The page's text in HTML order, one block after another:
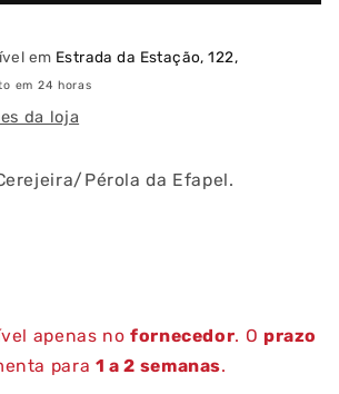
em Estrada da Estação, 122,
em 24 horas
da loja
Pérola da Efapel.
apenas nofornecedor. O prazo
para 1 a 2 semanas.